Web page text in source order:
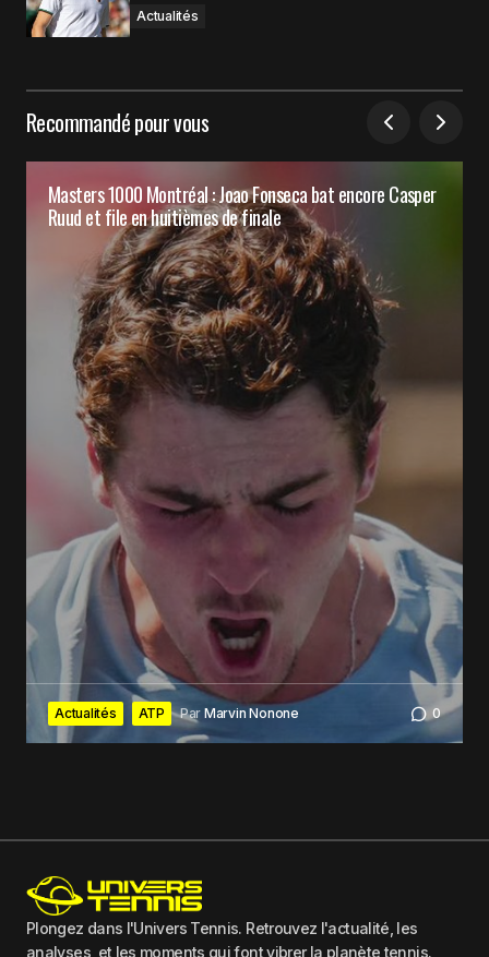
Actualités
Recommandé pour vous
Masters 1000 Montréal : Joao Fonseca bat encore Casper
Ruud et file en huitièmes de finale
Actualités ATP Par Marvin Nonone 0
Plongez dans l'Univers Tennis. Retrouvez l'actualité, les
analyses, et les moments qui font vibrer la planète tennis.